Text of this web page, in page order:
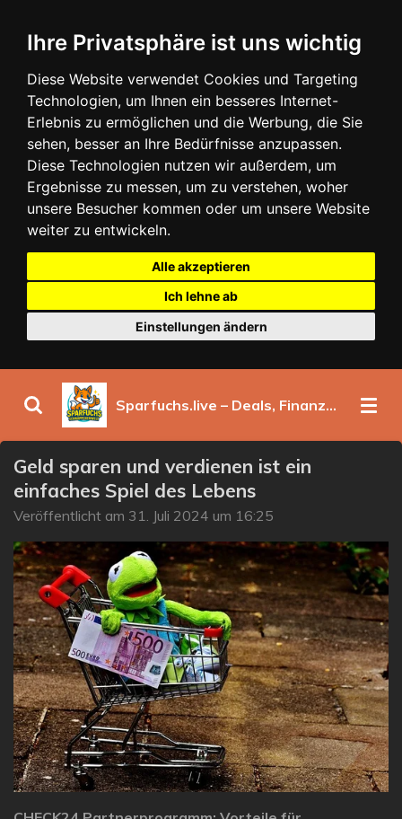
Ihre Privatsphäre ist uns wichtig
Diese Website verwendet Cookies und Targeting
Technologien, um Ihnen ein besseres Internet-
Erlebnis zu ermöglichen und die Werbung, die Sie
sehen, besser an Ihre Bedürfnisse anzupassen.
Diese Technologien nutzen wir außerdem, um
Ergebnisse zu messen, um zu verstehen, woher
unsere Besucher kommen oder um unsere Website
weiter zu entwickeln.
Alle akzeptieren
Ich lehne ab
Einstellungen ändern
Hauptinhalt
Sparfuchs.live – Deals, Finanzen & clevere Spartipps
Geld sparen und verdienen ist ein
einfaches Spiel des Lebens
Veröffentlicht am 31. Juli 2024 um 16:25